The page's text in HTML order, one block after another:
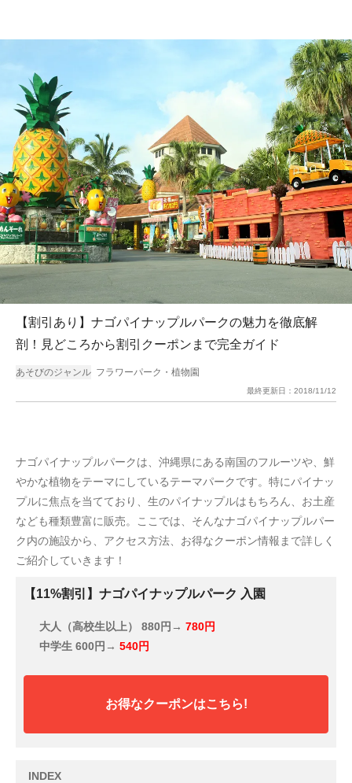
【割引あり】ナゴパイナップルパークの魅力を徹底解
剖！見どころから割引クーポンまで完全ガイド
あそびのジャンル フラワーパーク・植物園
最終更新日： 2018/11/12
ナゴパイナップルパークは、沖縄県にある南国のフルーツや、鮮
やかな植物をテーマにしているテーマパークです。特にパイナッ
プルに焦点を当てており、生のパイナップルはもちろん、お土産
なども種類豊富に販売。ここでは、そんなナゴパイナップルパー
ク内の施設から、アクセス方法、お得なクーポン情報まで詳しく
ご紹介していきます！
【11%割引】ナゴパイナップルパーク 入園
大人（高校生以上） 880円→ 780円
中学生 600円→ 540円
お得なクーポンはこちら!
INDEX